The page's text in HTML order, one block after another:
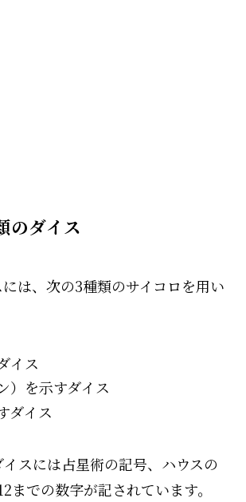
のダイス
は、次の3種類のサイコロを用い
イス
）を示すダイス
ダイス
スには占星術の記号、ハウスの
までの数字が記されています。